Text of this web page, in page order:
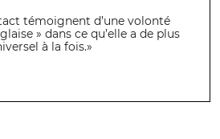
témoignent d’une volonté
» dans ce qu’elle a de plus
à la fois.»